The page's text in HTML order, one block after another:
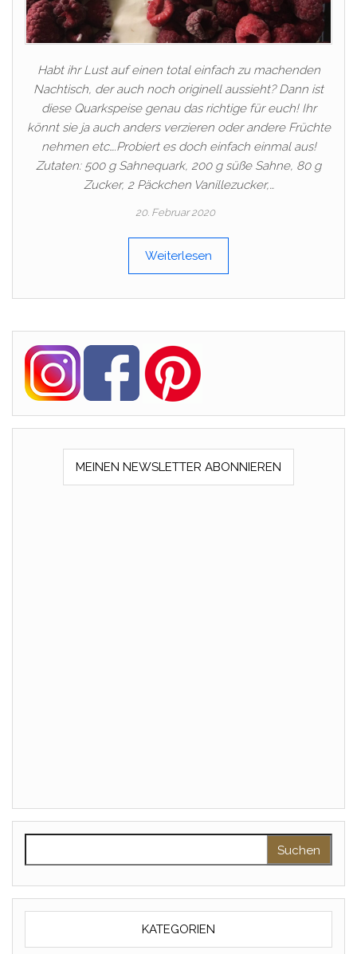
Habt ihr Lust auf einen total einfach zu machenden
Nachtisch, der auch noch originell aussieht? Dann ist
diese Quarkspeise genau das richtige für euch! Ihr
könnt sie ja auch anders verzieren oder andere Früchte
nehmen etc….Probiert es doch einfach einmal aus!
Zutaten: 500 g Sahnequark, 200 g süße Sahne, 80 g
Zucker, 2 Päckchen Vanillezucker,…
20. Februar 2020
Weiterlesen
MEINEN NEWSLETTER ABONNIEREN
KATEGORIEN